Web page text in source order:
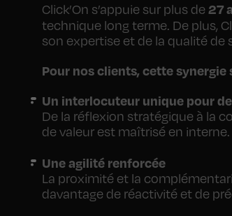
Click’On s’appuie sur plus de27
technique long terme. De plus,
son expertise et de la qualité de
Pour nos clients, cette
Un interlocuteur unique pour
De la réflexion stratégique à la
de valeur est maîtrisé en interne.
Une agilité renforcée
La proximité et la
davantage de réactivité et de